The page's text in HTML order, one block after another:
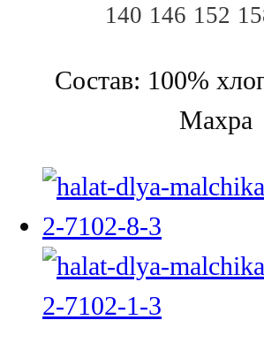
140 146 152
Состав: 100%
Махра